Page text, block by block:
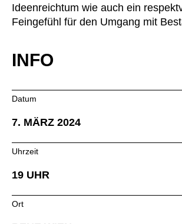
Kroatien(HR)
Kuwait(KW)
Liechtenstein
Luxemburg(LU)
Marokko(MA)
Mauretanien(MR)
Niederlande
Nigeria(NG)
Ideenreichtum wie auch ein
Feingefühl für den Umgang mit
INFO
Datum
7. MÄRZ 2024
Uhrzeit
19 UHR
Ort